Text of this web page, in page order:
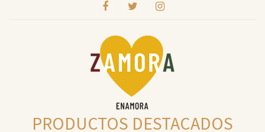
PRODUCTOS DESTACADOS